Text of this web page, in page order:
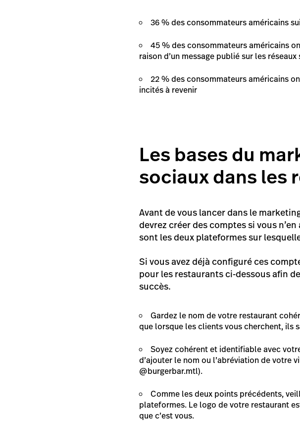
36 % des consommateurs américains
45 % des consommateurs américains
raison d’un message publié sur les
22 % des consommateurs américains
incités à revenir
Les bases du
sociaux dans les
Avant de vous lancer dans le
devrez créer des comptes si vous
sont les deux plateformes sur
Si vous avez déjà configuré ces
pour les restaurants ci-dessous afin
succès.
Gardez le nom de votre restaurant
que lorsque les clients vous cherchent, ils
Soyez cohérent et identifiable avec
d’ajouter le nom ou l’abréviation de votre
@burgerbar.mtl).
Comme les deux points précédents,
plateformes. Le logo de votre restaurant
que c’est vous.